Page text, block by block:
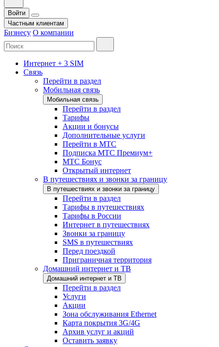
Войти
Частным клиентам
Бизнесу О компании
Интернет + 3 SIM
Связь
Перейти в раздел
Мобильная связь
Мобильная связь
Перейти в раздел
Тарифы
Акции и бонусы
Дополнительные услуги
Перейти в МТС
Подписка МТС Премиум+
МТС Бонус
Открытый интернет
В путешествиях и звонки за границу
В путешествиях и звонки за границу
Перейти в раздел
Тарифы в путешествиях
Тарифы в России
Интернет в путешествиях
Звонки за границу
SMS в путешествиях
Перед поездкой
Приграничная территория
Домашний интернет и ТВ
Домашний интернет и ТВ
Перейти в раздел
Услуги
Акции
Зона обслуживания Ethernet
Карта покрытия 3G/4G
Архив услуг и акций
Оставить заявку